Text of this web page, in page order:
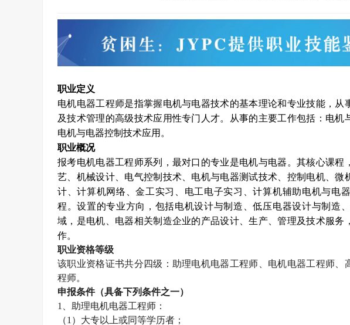
职业定义
电机电器工程师是指掌握电机与电器技术的基本理论和专业技能，从
及技术管理的高级技术应用性专门人才。从事的主要工作包括：电机
电机与电器控制技术应用。
职业概况
报考电机电器工程师系列，最对口的专业是电机与电器。其核心课程
艺、机械设计、电气控制技术、电机与电器测试技术、控制电机、
计、计算机网络、金工实习、电工电子实习、计算机辅助电机与电
程。设置的专业方向，包括电机设计与制造、低压电器设计与制造
域，是电机、电器相关制造企业的产品设计、生产、管理及技术服务
作。
职业资格等级
该职业资格证书共分四级：助理电机电器工程师、电机电器工程师、
程师。
申报条件（具备下列条件之一）
1
、助理电机电器工程师：
（1 ）大专以上或同等学历者；